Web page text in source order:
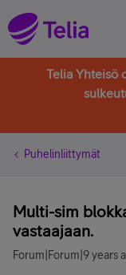
Telia Yhteisö
Puhelinliittymät
Multi-sim
vastaajaan.
Forum|Forum|9 years